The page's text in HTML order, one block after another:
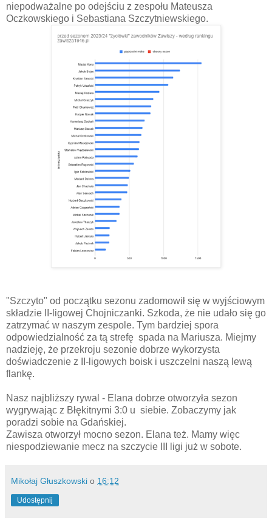
niepodważalne po odejściu z zespołu Mateusza
Oczkowskiego i Sebastiana Szczytniewskiego.
"Szczyto" od początku sezonu zadomowił się w wyjściowym
składzie II-ligowej Chojniczanki. Szkoda, że nie udało się go
zatrzymać w naszym zespole. Tym bardziej spora
odpowiedzialność za tą strefę spada na Mariusza. Miejmy
nadzieję, że przekroju sezonie dobrze wykorzysta
doświadczenie z II-ligowych boisk i uszczelni naszą lewą
flankę.
Nasz najbliższy rywal - Elana dobrze otworzyła sezon
wygrywając z Błękitnymi 3:0 u siebie. Zobaczymy jak
poradzi sobie na Gdańskiej.
Zawisza otworzył mocno sezon. Elana też. Mamy więc
niespodziewanie mecz na szczycie III ligi już w sobote.
Mikołaj Głuszkowski o 16:12
Udostępnij